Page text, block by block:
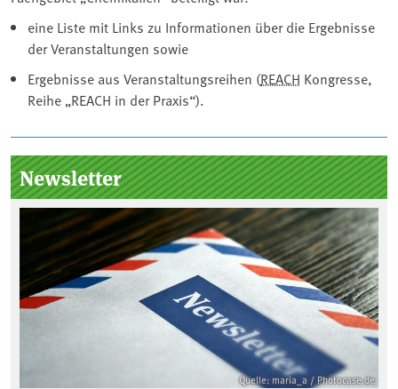
eine Liste mit Links zu Informationen über die Ergebnisse
der Veranstaltungen sowie
Ergebnisse aus Veranstaltungsreihen (REACH Kongresse,
Reihe „REACH in der Praxis“).
Seitenleiste
Newsletter
Quelle: maria_a / Photocase.de